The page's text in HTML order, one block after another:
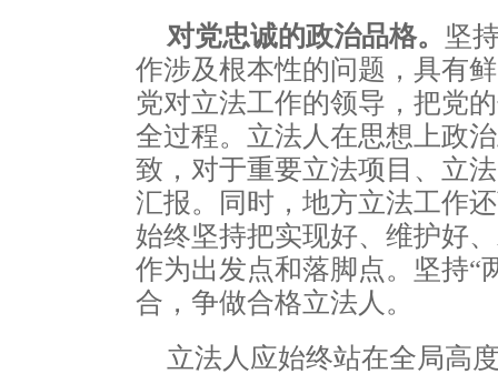
对党忠诚的政治品格。 坚
作涉及根本性的问题，具有
党对立法工作的领导，把党
全过程。立法人在思想上政
致，对于重要立法项目、立
汇报。同时，地方立法工作
始终坚持把实现好、维护好
作为出发点和落脚点。坚持“
合，争做合格立法人。
立法人应始终站在全局高